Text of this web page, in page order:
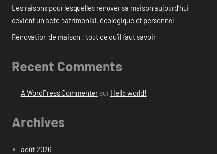
Les raisons pour lesquelles rénover sa maison aujourd’hui
devient un acte patrimonial, écologique et personnel
Rénovation de maison : tout ce qu’il faut savoir
Recent Comments
A WordPress Commentersur Hello world!
Archives
août 2026